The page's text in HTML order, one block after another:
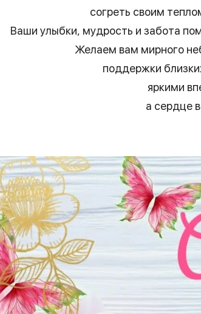
согреть своим
Ваши улыбки, мудрость и забота
Желаем вам мирного
поддержки
яркими
а сердце